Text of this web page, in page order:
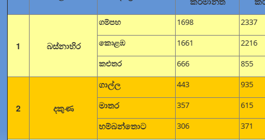
1 බස්නාහිර
ගම්පහ 1698
2337
කොළඹ
1661
2216
කළුතර
666 855
2 දකුණ
ගාල්ල 443 935
මාතර 357 615
හම්බන්තොට 306 371